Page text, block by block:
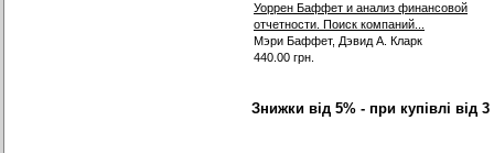
Уоррен Баффет и анализ финансовой
отчетности. Поиск компаний...
Мэри Баффет, Дэвид А. Кларк
440.00 грн.
Знижки від 5% - при купівлі від